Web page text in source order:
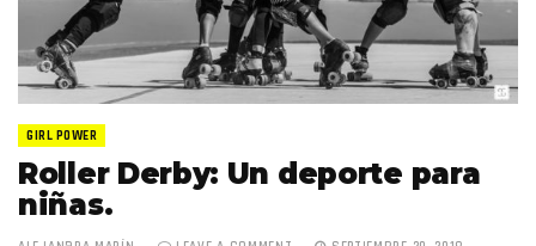
GIRL POWER
Roller Derby: Un deporte para
niñas.